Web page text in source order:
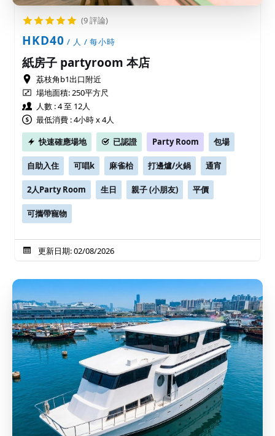
(9 評論)
HKD40 / 人 / 每小時
紙房子 partyroom 本店
荔枝角b1出口附近
場地面積:250平方尺
人數 : 4 至 12人
最低消費 : 4小時 x 4人
快速確應場地
已認證 Party Room 包場
自助入住 可唱k 麻雀枱 打邊爐/火鍋 通宵
2人Party Room 生日 親子 (小朋友) 平價
可攜帶寵物
更新日期: 02/08/2026